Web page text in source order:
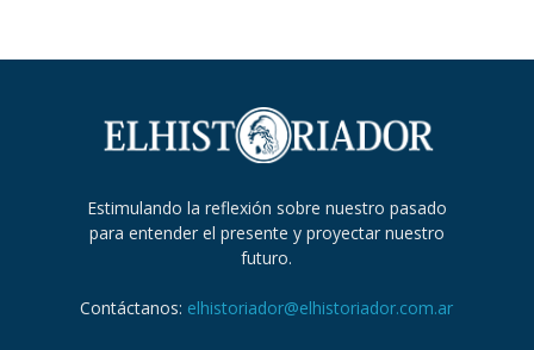
Estimulando la reflexión sobre nuestro pasado
para entender el presente y proyectar nuestro
futuro.
Contáctanos: elhistoriador@elhistoriador.com.ar